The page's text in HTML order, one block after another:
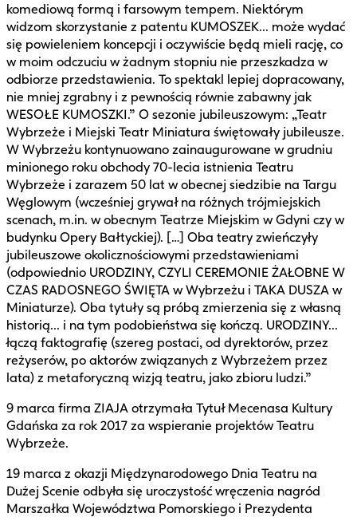
komediową formą i farsowym tempem. Niektórym
widzom skorzystanie z patentu KUMOSZEK... może wydać
się powieleniem koncepcji i oczywiście będą mieli rację, co
w moim odczuciu w żadnym stopniu nie przeszkadza w
odbiorze przedstawienia. To spektakl lepiej dopracowany,
nie mniej zgrabny i z pewnością równie zabawny jak
WESOŁE KUMOSZKI.” O sezonie jubileuszowym: „Teatr
Wybrzeże i Miejski Teatr Miniatura świętowały jubileusze.
W Wybrzeżu kontynuowano zainaugurowane w grudniu
minionego roku obchody 70-lecia istnienia Teatru
Wybrzeże i zarazem 50 lat w obecnej siedzibie na Targu
Węglowym (wcześniej grywał na różnych trójmiejskich
scenach, m.in. w obecnym Teatrze Miejskim w Gdyni czy w
budynku Opery Bałtyckiej). […] Oba teatry zwieńczyły
jubileuszowe okolicznościowymi przedstawieniami
(odpowiednio URODZINY, CZYLI CEREMONIE ŻAŁOBNE W
CZAS RADOSNEGO ŚWIĘTA w Wybrzeżu i TAKA DUSZA w
Miniaturze). Oba tytuły są próbą zmierzenia się z własną
historią... i na tym podobieństwa się kończą. URODZINY...
łączą faktografię (szereg postaci, od dyrektorów, przez
reżyserów, po aktorów związanych z Wybrzeżem przez
lata) z metaforyczną wizją teatru, jako zbioru ludzi.”
9 marca firma ZIAJA otrzymała Tytuł Mecenasa Kultury
Gdańska za rok 2017 za wspieranie projektów Teatru
Wybrzeże.
19 marca z okazji Międzynarodowego Dnia Teatru na
Dużej Scenie odbyła się uroczystość wręczenia nagród
Marszałka Województwa Pomorskiego i Prezydenta